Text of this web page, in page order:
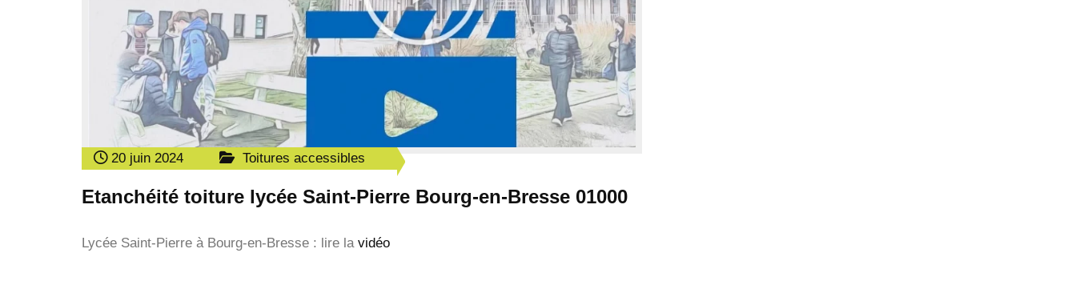
20 juin 2024 Toitures accessibles
Etanchéité toiture lycée Saint-Pierre Bourg-en-Bresse 01000
Lycée Saint-Pierre à Bourg-en-Bresse : lire la vidéo